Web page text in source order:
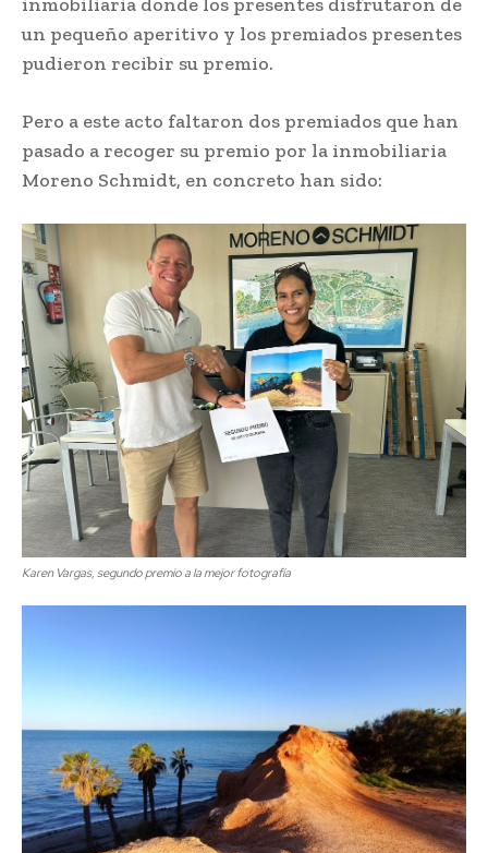
un pequeño aperitivo y los premiados presentes
pudieron recibir su premio.
Pero a este acto faltaron dos premiados que han
pasado a recoger su premio por la inmobiliaria
Moreno Schmidt, en concreto han sido:
Karen Vargas, segundo premio a la mejor fotografía